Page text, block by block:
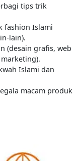
tips trik
fashion Islami
lain).
(desain grafis, web
Islami dan
macam produk